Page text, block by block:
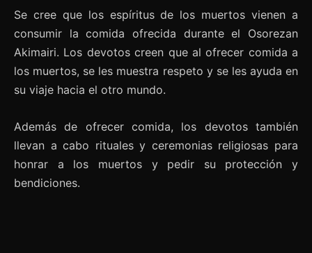
Se cree que los espíritus de los muertos vienen a
consumir la comida ofrecida durante el Osorezan
Akimairi. Los devotos creen que al ofrecer comida a
los muertos, se les muestra respeto y se les ayuda en
su viaje hacia el otro mundo.
Además de ofrecer comida, los devotos también
llevan a cabo rituales y ceremonias religiosas para
honrar a los muertos y pedir su protección y
bendiciones.